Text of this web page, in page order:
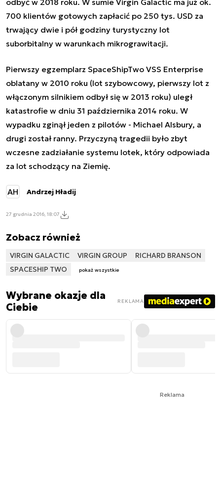
700 klientów gotowych zapłacić po 250 tys. USD za
trwający dwie i pół godziny turystyczny lot
suborbitalny w warunkach mikrograwitacji.
Pierwszy egzemplarz SpaceShipTwo VSS Enterprise
oblatany w 2010 roku (lot szybowcowy, pierwszy lot z
włączonym silnikiem odbył się w 2013 roku) uległ
katastrofie w dniu 31 października 2014 roku. W
wypadku zginął jeden z pilotów - Michael Alsbury, a
drugi został ranny. Przyczyną tragedii było zbyt
wczesne zadziałanie systemu lotek, który odpowiada
za lot schodzący na Ziemię.
AH Andrzej Hładij
27 grudnia 2016, 18:07
Zobacz również
VIRGIN GALACTIC VIRGIN GROUP
RICHARD BRANSON
SPACESHIP TWO
pokaż wszystkie
Wybrane okazje dla
Ciebie
REKLAMA
Reklama